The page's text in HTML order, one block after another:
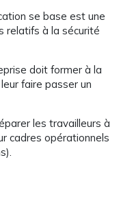
se base est une
relatifs à la sécurité
doit former à la
faire passer un
les travailleurs à
cadres opérationnels